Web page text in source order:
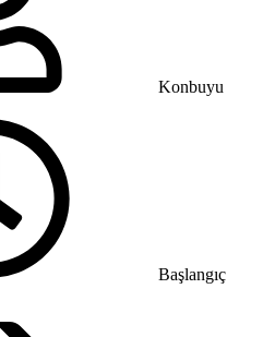
Konbuyu
Başlangıç